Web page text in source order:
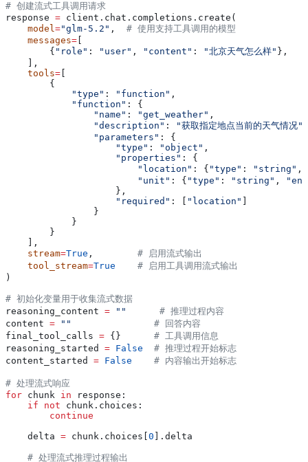
# 创建流式工具调用请求
response = client.chat.completions.create(
    model
="glm-5.2" , # 使用支持工具调用的模型
    messages
=
        {
"role" : "user" , "content" : "北京天气怎么样" },
    ],
    tools
=
        {
            "type"
: "function" ,
            "function"
: {
                "name"
: "get_weather" ,
                "description"
: "获取指定地点当前的天气情况"
                "parameters"
: {
                    "type"
: "object" ,
                    "properties"
: {
                        "location"
: { "type" : "string" ,
                        "unit"
: { "type" : "string" ,
                    },
                    "required"
: [ "location"
                }
            }
        }
    ],
    stream
=True , # 启用流式输出
    tool_stream
=True
    # 启用工具调用流式输出
)
# 初始化变量用于收集流式数据
reasoning_content = ""
      # 推理过程内容
content = ""
               # 回答内容
final_tool_calls = {} # 工具调用信息
reasoning_started = False
  # 推理过程开始标志
content_started = False
    # 内容输出开始标志
# 处理流式响应
for chunk in response:
    if
not chunk.choices:
        continue
    delta
= chunk.choices[ 0 ].delta
    # 处理流式推理过程输出